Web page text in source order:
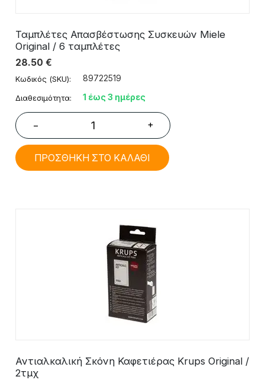
Ταμπλέτες Απασβέστωσης Συσκευών Miele
Original / 6 ταμπλέτες
28.50 €
Κωδικός (SKU): 89722519
Διαθεσιμότητα: 1 έως 3 ημέρες
− +
ΠΡΟΣΘΗΚΗ ΣΤΟ ΚΑΛΑΘΙ
Αντιαλκαλική Σκόνη Καφετιέρας Krups Original /
2τμχ